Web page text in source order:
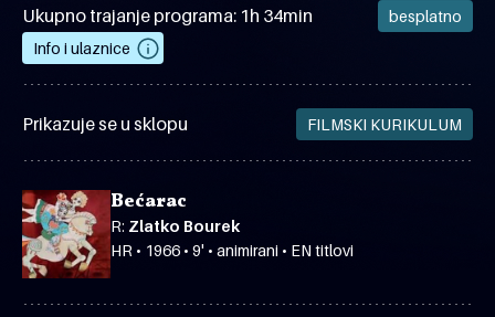
Ukupno trajanje programa: 1h 34min
besplatno
Info i ulaznice
Prikazuje se u sklopu FILMSKI KURIKULUM
Bećarac
R: Zlatko Bourek
HR • 1966 • 9' • animirani • EN titlovi